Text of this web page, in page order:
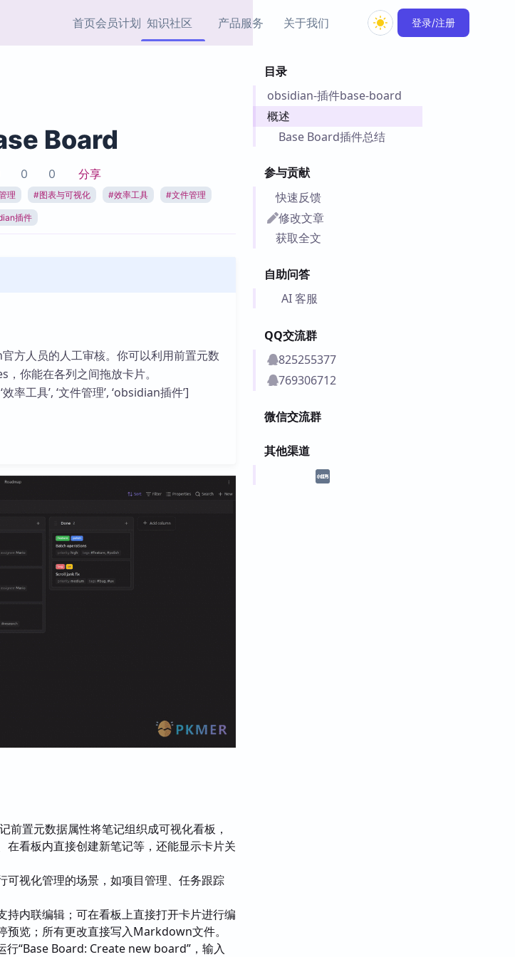
首页会员计划 知识社区
热门链接 Top5
产品服务
加速访问 Obsidian 官方
市场
Zotero 插件
PKMer 出品的闪念笔记
插件
Obsidian 教程
关于我们 登录/注册
目录
obsidian-插件base-board
概述
Base Board插件总结
参与贡献
快速反馈
修改文章
获取全文
自助问答
AI 客服
QQ交流群
825255377
769306712
微信交流群
其他渠道
Board
0 0 分享
理 #图表与可视化 #效率工具 #文件管理
插件
方人员的人工审核。你可以利用前置元数
你能在各列之间拖放卡片。
率工具’, ‘文件管理’, ‘obsidian插件’]
置元数据属性将笔记组织成可视化看板，
看板内直接创建新笔记等，还能显示卡片关
可视化管理的场景，如项目管理、任务跟踪
持内联编辑；可在看板上直接打开卡片进行编
览；所有更改直接写入Markdown文件。
行“Base Board: Create new board”，输入